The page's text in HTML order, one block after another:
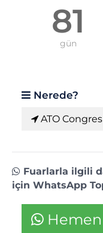
81
gün
Nerede?
ATO
Fuarlarla ilgili
için WhatsApp
Hemen